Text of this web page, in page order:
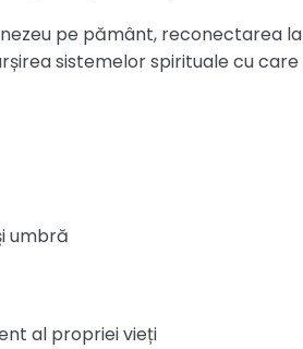
pe pământ, reconectarea la
sistemelor spirituale cu care
umbră
al propriei vieți